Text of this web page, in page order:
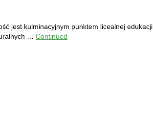
jest kulminacyjnym punktem licealnej
… Continued